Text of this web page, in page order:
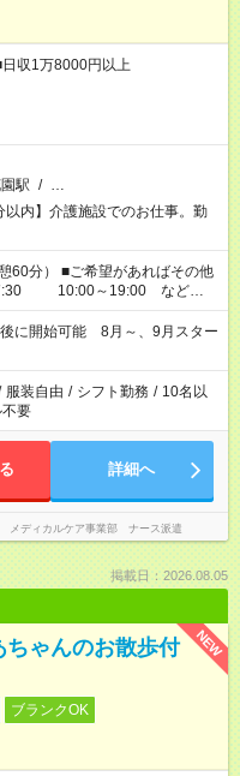
収1万8000円以上
駅 / …
以内】介護施設でのお仕事。勤
ればその他
17:30 10:00～19:00 など
「できれば残業はしたくない」
事をご紹介します！ ※Wワ
希望する勤務時間と、もう1つ
40時間を超える場合は応募でき
に開始可能 8月～、9月スター
服装自由 / シフト勤務 / 10名以
要
詳細へ
メディカルケア事業部 ナース派遣
掲載日：2026.08.05
NEW
ちゃんのお散歩付
ブランクOK